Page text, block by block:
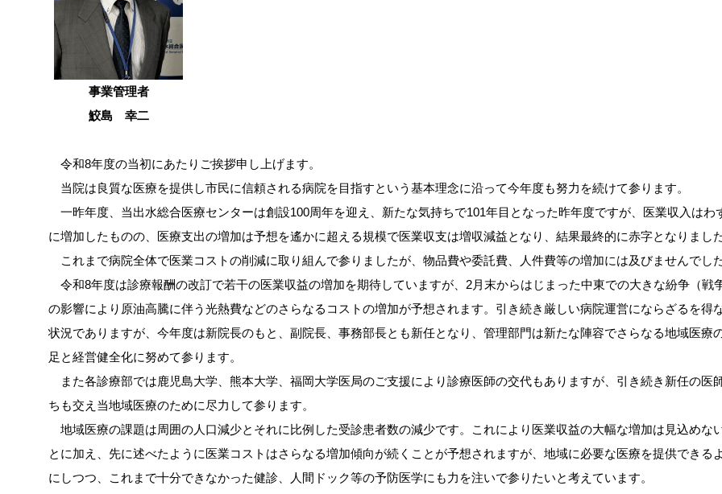
事業管理者
鮫島 幸二
令和8年度の当初にあたりご挨拶申し上げます。
当院は良質な医療を提供し市民に信頼される病院を目指すという基本理念に沿って今年度も努力を続けて参ります。
一昨年度、当出水総合医療センターは創設100周年を迎え、新たな気持ちで101年目となった昨年度ですが、医業収入はわ
に増加したものの、医療支出の増加は予想を遙かに超える規模で医業収支は増収減益となり、結果最終的に赤字となりました
これまで病院全体で医業コストの削減に取り組んで参りましたが、物品費や委託費、人件費等の増加には及びませんでした
令和8年度は診療報酬の改訂で若干の医業収益の増加を期待していますが、2月末からはじまった中東での大きな紛争（戦争
の影響により原油高騰に伴う光熱費などのさらなるコストの増加が予想されます。引き続き厳しい病院運営にならざるを得
状況でありますが、今年度は新院長のもと、副院長、事務部長とも新任となり、管理部門は新たな陣容でさらなる地域医療
足と経営健全化に努めて参ります。
また各診療部では鹿児島大学、熊本大学、福岡大学医局のご支援により診療医師の交代もありますが、引き続き新任の医
ちも交え当地域医療のために尽力して参ります。
地域医療の課題は周囲の人口減少とそれに比例した受診患者数の減少です。これにより医業収益の大幅な増加は見込めな
とに加え、先に述べたように医業コストはさらなる増加傾向が続くことが予想されますが、地域に必要な医療を提供できる
にしつつ、これまで十分できなかった健診、人間ドック等の予防医学にも力を注いで参りたいと考えています。